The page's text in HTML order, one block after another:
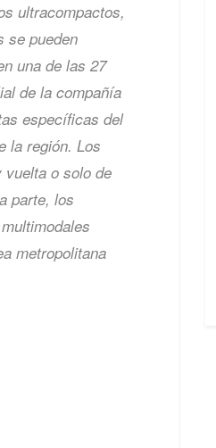
ultracompactos,
se pueden
una de las 27
de la compañía
específicas del
la región. Los
o solo de
parte, los
metropolitana